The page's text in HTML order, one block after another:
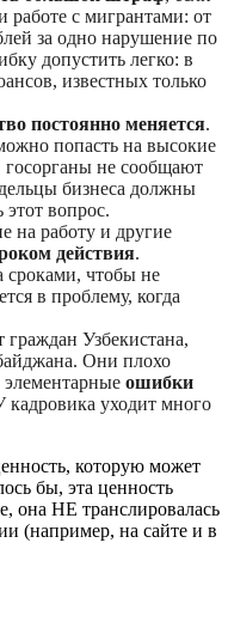
с мигрантами: от
за одно нарушение по
допустить легко: в
известных только
постоянно меняется.
попасть на высокие
не сообщают
бизнеса должны
этот вопрос.
на работу и другие
действия.
сроками, чтобы не
в проблему, когда
Узбекистана,
Они плохо
ошибки
кадровика уходит много
которую может
бы, эта ценность
она НЕ транслировалась
(например, на сайте и в